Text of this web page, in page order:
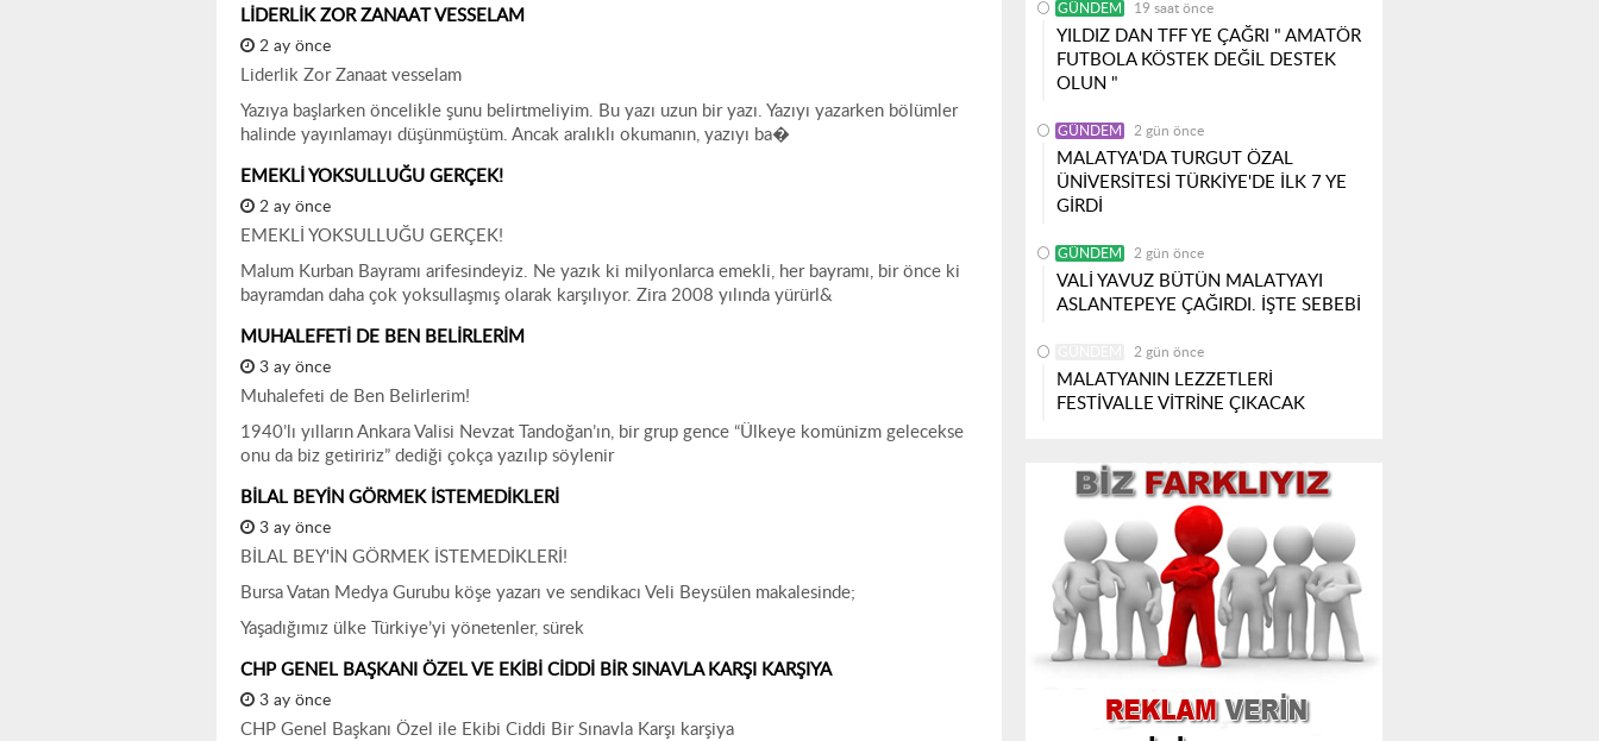
LİDERLİK ZOR ZANAAT VESSELAM
2 ay önce
Liderlik Zor Zanaat vesselam
Yazıya başlarken öncelikle şunu belirtmeliyim. Bu yazı uzun bir yazı. Yazıyı yazarken bölümler
halinde yayınlamayı düşünmüştüm. Ancak aralıklı okumanın, yazıyı ba�
EMEKLİ YOKSULLUĞU GERÇEK!
2 ay önce
EMEKLİ YOKSULLUĞU GERÇEK!
Malum Kurban Bayramı arifesindeyiz. Ne yazık ki milyonlarca emekli, her bayramı, bir önce ki
bayramdan daha çok yoksullaşmış olarak karşılıyor. Zira 2008 yılında yürürl&
MUHALEFETİ DE BEN BELİRLERİM
3 ay önce
Muhalefeti de Ben Belirlerim!
1940’lı yılların Ankara Valisi Nevzat Tandoğan’ın, bir grup gence “Ülkeye komünizm gelecekse
onu da biz getiririz” dediği çokça yazılıp söylenir
BİLAL BEYİN GÖRMEK İSTEMEDİKLERİ
3 ay önce
BİLAL BEY'İN GÖRMEK İSTEMEDİKLERİ!
Bursa Vatan Medya Gurubu köşe yazarı ve sendikacı Veli Beysülen makalesinde;
Yaşadığımız ülke Türkiye’yi yönetenler, sürek
CHP GENEL BAŞKANI ÖZEL VE EKİBİ CİDDİ BİR SINAVLA KARŞI KARŞIYA
3 ay önce
CHP Genel Başkanı Özel ile Ekibi Ciddi Bir Sınavla Karşı karşiya
GÜNDEM 19 saat önce
YILDIZ DAN TFF YE ÇAĞRI " AMATÖR
FUTBOLA KÖSTEK DEĞİL DESTEK
OLUN "
GÜNDEM 2 gün önce
MALATYA'DA TURGUT ÖZAL
ÜNİVERSİTESİ TÜRKİYE'DE İLK 7 YE
GİRDİ
GÜNDEM 2 gün önce
VALİ YAVUZ BÜTÜN MALATYAYI
ASLANTEPEYE ÇAĞIRDI. İŞTE SEBEBİ
2 gün önce
MALATYANIN LEZZETLERİ
FESTİVALLE VİTRİNE ÇIKACAK